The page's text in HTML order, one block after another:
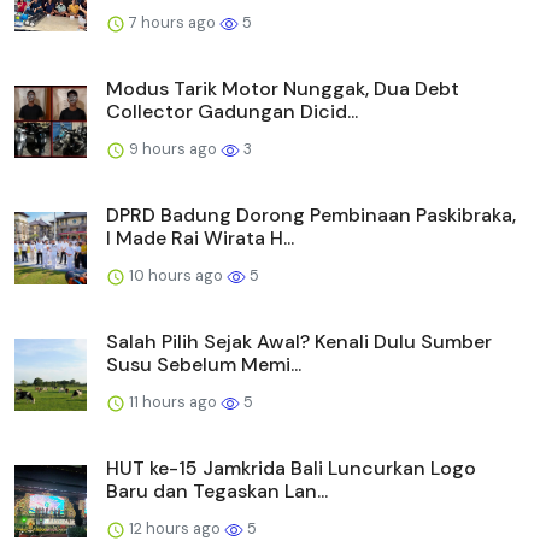
7 hours ago 5
Modus Tarik Motor Nunggak, Dua Debt
Collector Gadungan Dicid...
9 hours ago 3
DPRD Badung Dorong Pembinaan Paskibraka,
I Made Rai Wirata H...
10 hours ago 5
Salah Pilih Sejak Awal? Kenali Dulu Sumber
Susu Sebelum Memi...
11 hours ago 5
HUT ke-15 Jamkrida Bali Luncurkan Logo
Baru dan Tegaskan Lan...
12 hours ago 5